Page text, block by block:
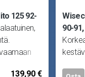
125 92-
139,90 €
90-